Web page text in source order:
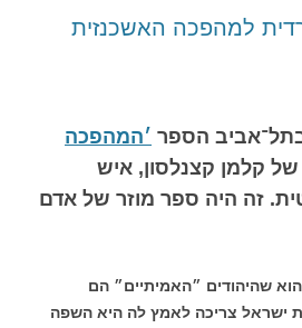
למהפכה האשכנזית
׳המהפכה
של קלמן קצנלסון, איש
זה היה ספר מוזר של אדם
שהיהודים ״האמיתיים״ הם
ישראל צריכה לאמץ לה היא השפה